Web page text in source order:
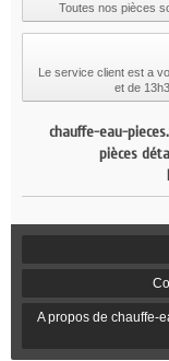
Toutes nos pièces
Le service client est a
et de
chauffe-eau-
pièces
A propos de chauffe-